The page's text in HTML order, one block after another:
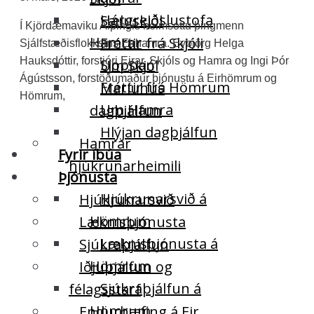
Hárgreiðslustofa
Hamrar
Sjoppan
Fréttir frá Hömrum
Um Hamra
Hlýjan dagþjálfun
Fyrir íbúa
Þjónusta
Hjúkrunarsvið
Læknisþjónusta
Sjúkraþjálfun
Iðjuþjálfun og
félagsstarf
Sæluskjól
Fréttir frá Skjóli
Um Skjól
Maríuhús
dagþjálfun
Hamrar
hjúkrunarheimili
Hjúkrunarsvið á
Hömrum
Læknisþjónusta á
Hömrum
Sjúkraþjálfun á
Í Kjördæmaviku Alþingis heimsóttu þingmenn
Sjálfstæðisflokksins Eirhamra. Eybjörg Helga
Hauksdóttir, forstjóri Eirar, Skjóls og Hamra og Ingi Þór
Ágústsson, forstöðumaður þjónustu á Eirhömrum og
Hömrum,